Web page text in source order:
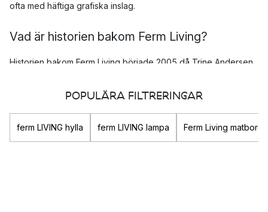
ofta med häftiga grafiska inslag.
Vad är historien bakom Ferm Living?
Historien bakom Ferm Living började 2005 då Trine Andersen
året därpå då hon lanserade sin första tapetkollektion. Trine
saken i egna händer.
POPULÄRA FILTRERINGAR
ferm LIVING hylla ferm LIVING lampa Ferm Living matbord